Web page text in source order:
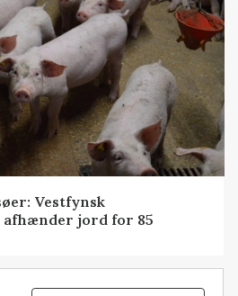
Vestfynsk
jord for 85